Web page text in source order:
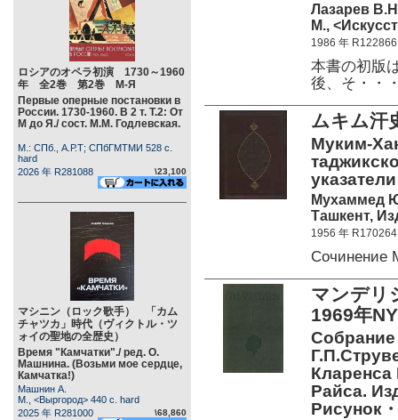
ロシアのオペラ初演 1730～1960
年 全2巻 第2巻 М-Я
Первые оперные постановки в
России. 1730-1960. В 2 т. Т.2: От
М до Я./ сост. М.М. Годлевская.
М.: СПб., А.Р.Т; СПбГМТМИ 528 c.
hard
2026 年 R281088
\23,100
マシニン（ロック歌手） 「カム
チャツカ」時代（ヴィクトル・ツ
ォイの聖地の全歴史）
Время "Камчатки"./ ред. О.
Машнина. (Возьми мое сердце,
Камчатка!)
Машнин А.
М., <Выргород> 440 c. hard
2025 年 R281000
\68,860
Лазарев
М.,
1986 年 R122866
本書の初版
後、そ・・
ムキム汗
Муким-
Мухаммед
Ташкент,
1956 年 R170264
マンデ
1969年
Собрание
Райса.
Рисунок